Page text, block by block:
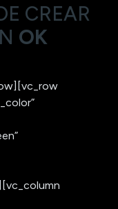
CREAR
OK